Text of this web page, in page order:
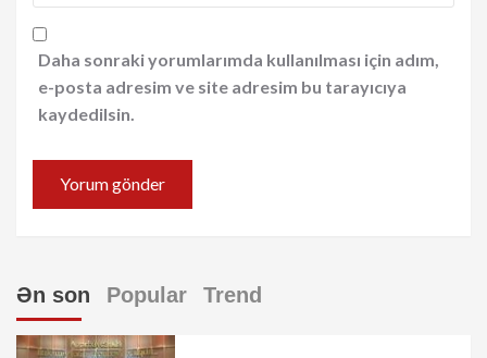
Daha sonraki yorumlarımda kullanılması için adım,
e-posta adresim ve site adresim bu tarayıcıya
kaydedilsin.
Ən son Popular Trend